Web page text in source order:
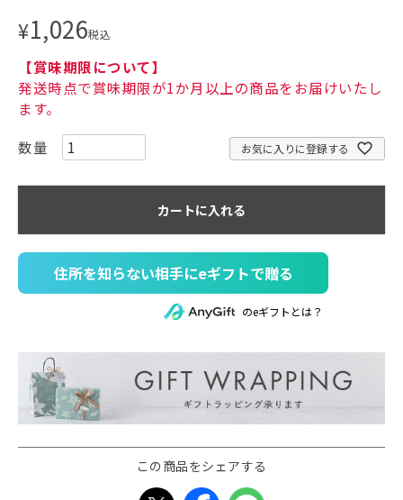
¥1,026税込
【賞味期限について】
発送時点で賞味期限が1か月以上の商品をお届けいたし
ます。
お気に入りに登録する
カートに入れる
住所を知らない相手にeギフトで贈る
のeギフトとは？
この商品をシェアする